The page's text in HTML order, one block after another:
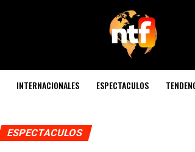
INTERNACIONALES ESPECTACULOS
ESPECTACULOS